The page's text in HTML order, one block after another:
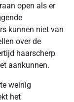
open als er
kunnen niet van
over de
haarscherp
aankunnen.
weinig
het